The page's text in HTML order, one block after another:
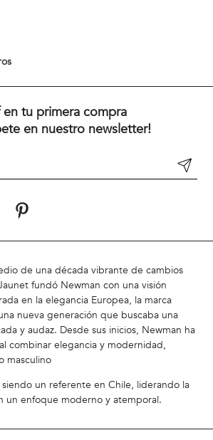
en tu primera compra
en nuestro newsletter!
de una década vibrante de cambios
fundó Newman con una visión
en la elegancia Europea, la marca
nueva generación que buscaba una
y audaz. Desde sus inicios, Newman ha
combinar elegancia y modernidad,
masculino
un referente en Chile, liderando la
un enfoque moderno y atemporal.